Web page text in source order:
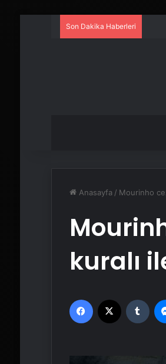
Son Dakika Haberleri
Anasayfa / Mourinho
kuralı
Facebook